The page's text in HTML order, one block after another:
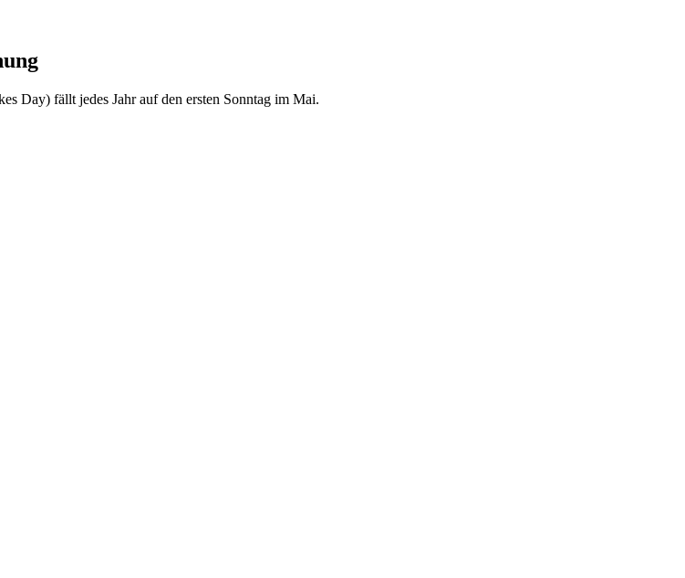
Day) fällt jedes Jahr auf den ersten Sonntag im Mai.